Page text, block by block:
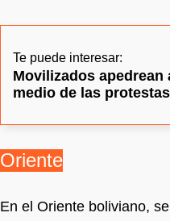
Te puede interesar:
Movilizados apedrean
medio de las
Oriente
En el Oriente boliviano,